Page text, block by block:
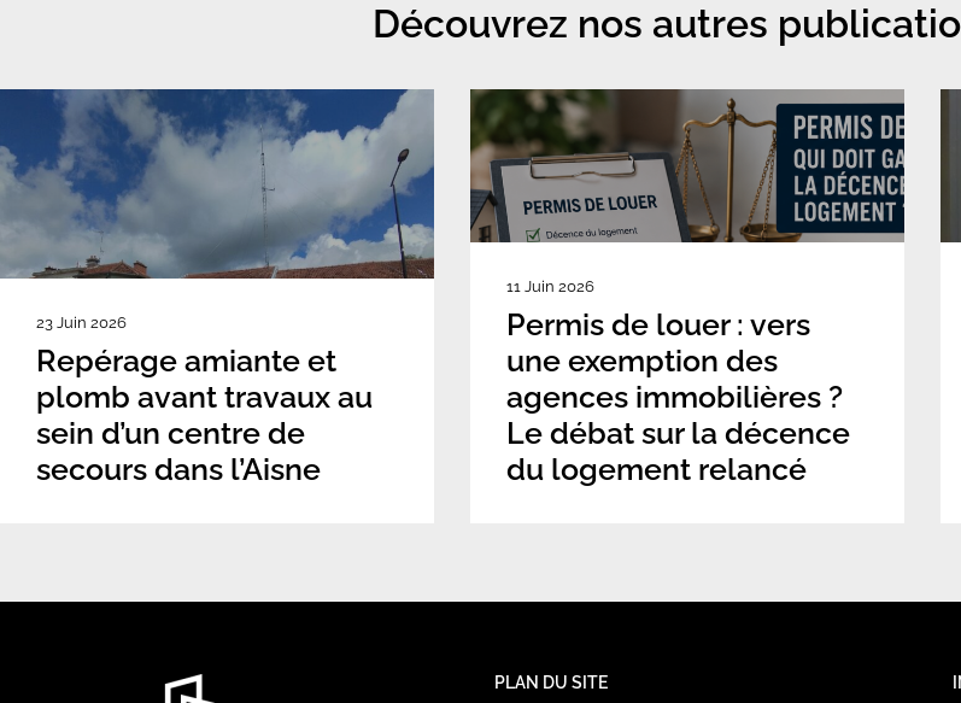
Découvrez nos autres
23 Juin 2026
Repérage amiante et
plomb avant travaux au
sein d’un centre de
secours dans l’Aisne
11 Juin 2026
Permis de louer : vers
une exemption des
agences immobilières ?
Le débat sur la décence
du logement relancé
PLAN DU SITE